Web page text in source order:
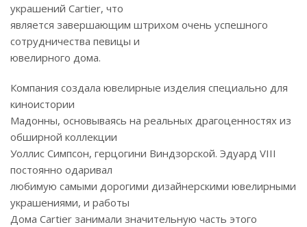
украшений Cartier, что
является завершающим штрихом очень успешного
сотрудничества певицы и
ювелирного дома.
Компания создала ювелирные изделия специально для
киноистории
Мадонны, основываясь на реальных драгоценностях из
обширной коллекции
Уоллис Симпсон, герцогини Виндзорской. Эдуард VIII
постоянно одаривал
любимую самыми дорогими дизайнерскими ювелирными
украшениями, и работы
Дома Cartier занимали значительную часть этого